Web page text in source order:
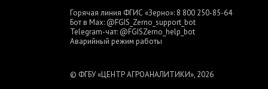
Горячая линия ФГИС «Зерно»: 8 800 250-85-64
Бот в Max: @FGIS_Zerno_support_bot
Telegram-чат: @FGISZerno_help_bot
Аварийный режим работы
© ФГБУ «ЦЕНТР АГРОАНАЛИТИКИ», 2026